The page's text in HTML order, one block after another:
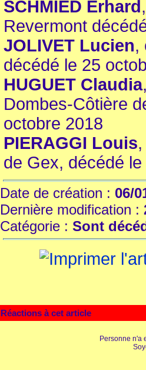
SCHMIED Erhard
Revermont
JOLIVET Lucien,
décédé le 25
HUGUET Claudia
Dombes-Côtière
octobre 2018
PIERAGGI Louis
de Gex, décédé
Date de création : 06/
Dernière modification :
Catégorie : Sont
Réactions à cet article
Personne n'a